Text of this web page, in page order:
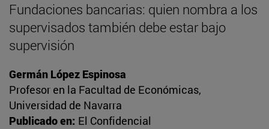
Fundaciones bancarias: quien nombra a los
supervisados también debe estar bajo
supervisión
Germán López Espinosa
Profesor en la Facultad de Económicas,
Universidad de Navarra
Publicado en: El Confidencial